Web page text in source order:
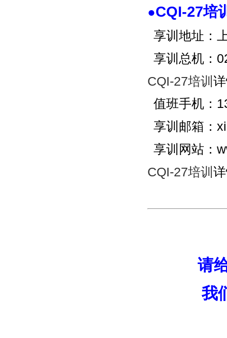
●CQI-27培
享训地址：
享训总机：
CQI-27培训
值班手机：
享训邮箱：
享训网站：
CQI-27培训
请
我